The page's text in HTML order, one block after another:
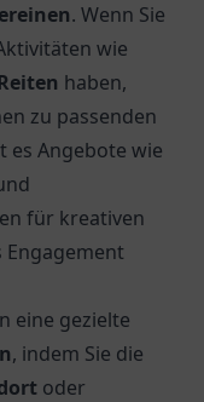
. Wenn Sie
wie
haben,
zu passenden
es Angebote wie
für kreativen
eine gezielte
, indem Sie die
oder